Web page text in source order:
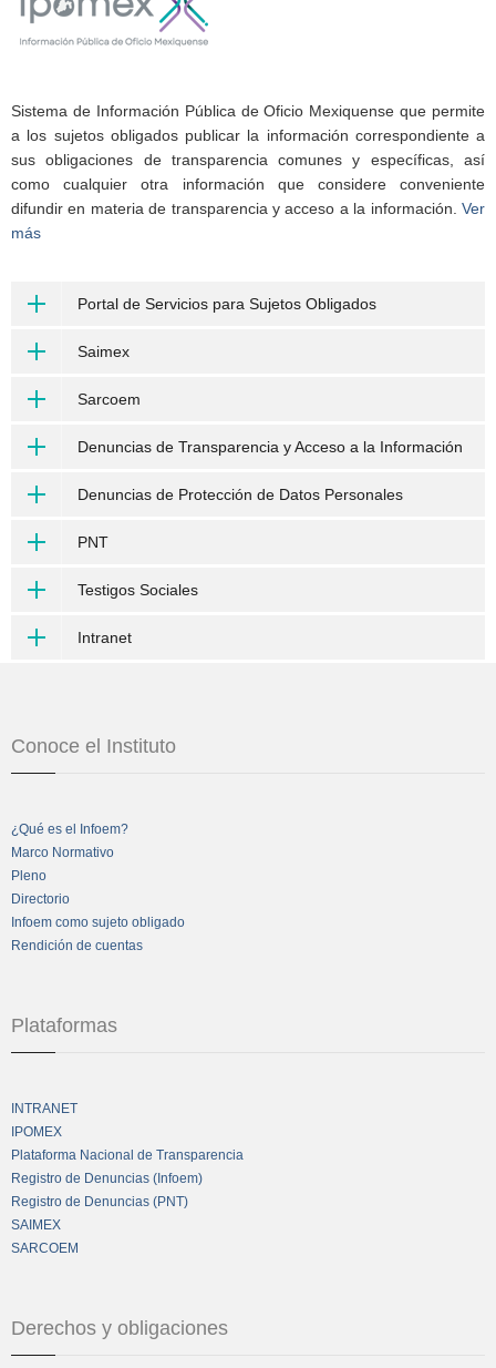
Sistema de Información Pública de Oficio Mexiquense que permite
a los sujetos obligados publicar la información correspondiente a
sus obligaciones de transparencia comunes y específicas, así
como cualquier otra información que considere conveniente
difundir en materia de transparencia y acceso a la información. Ver
más
Portal de Servicios para Sujetos Obligados
Saimex
Sarcoem
Denuncias de Transparencia y Acceso a la Información
Denuncias de Protección de Datos Personales
PNT
Testigos Sociales
Intranet
Conoce el Instituto
¿Qué es el Infoem?
Marco Normativo
Pleno
Directorio
Infoem como sujeto obligado
Rendición de cuentas
Plataformas
INTRANET
IPOMEX
Plataforma Nacional de Transparencia
Registro de Denuncias (Infoem)
Registro de Denuncias (PNT)
SAIMEX
SARCOEM
Derechos y obligaciones